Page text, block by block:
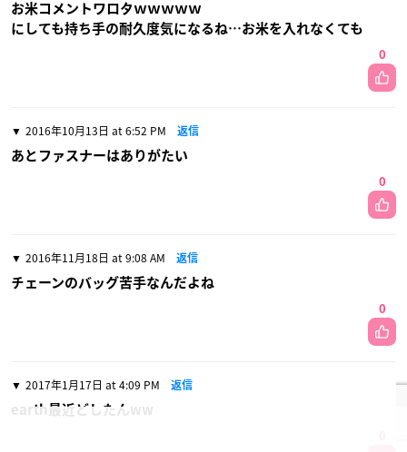
お米コメントワロタｗｗｗｗｗ
にしても持ち手の耐久度気になるね…お米を入れなくても
0
2016年10月13日 at 6:52 PM 返信
あとファスナーはありがたい
0
2016年11月18日 at 9:08 AM 返信
チェーンのバッグ苦手なんだよね
0
2017年1月17日 at 4:09 PM 返信
earth最近どしたんww